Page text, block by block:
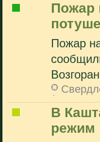
Пожар
Пожар
В
режим